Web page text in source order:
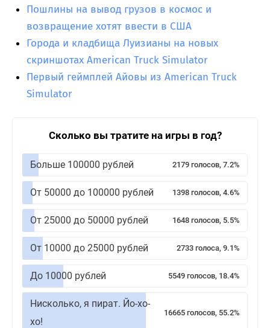
Пошлины на вывод грузов в космос и
возвращение хотят ввести в США
Города и кладбища Луизианы на новых
скриншотах American Truck Simulator
Первый геймплей Айовы из American Truck
Simulator
Сколько вы тратите на игры в год?
Больше 100000 рублей 2179 голосов, 7.2%
От 50000 до 100000 рублей 1398 голосов, 4.6%
От 25000 до 50000 рублей 1648 голосов, 5.5%
От 10000 до 25000 рублей 2733 голоса, 9.1%
До 10000 рублей 5549 голосов, 18.4%
Нисколько, я пират. Йо-хо-
хо!
16665 голосов, 55.2%